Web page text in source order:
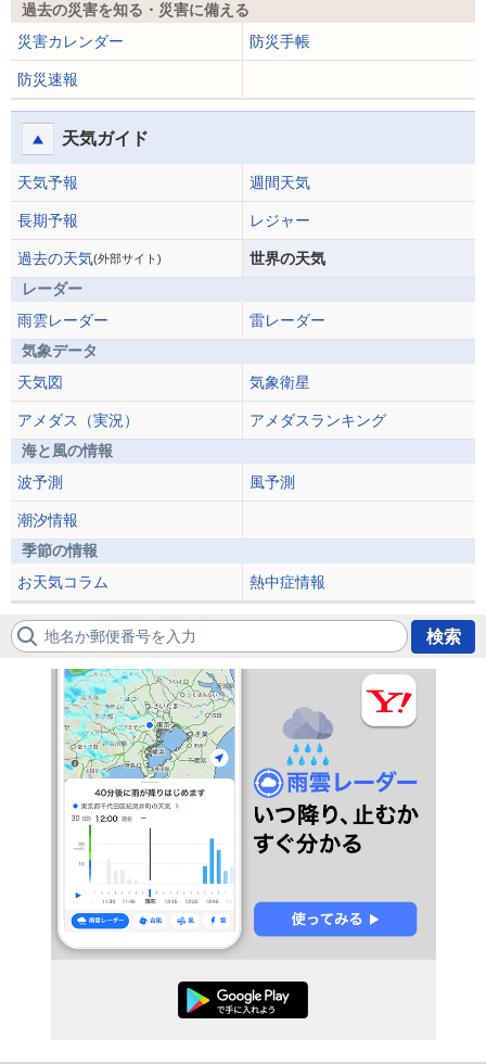
過去の災害を知る・災害に備える
災害カレンダー
防災手帳
防災速報
天気ガイド
天気予報 週間天気
長期予報 レジャー
過去の天気(外部サイト)
世界の天気
レーダー
雨雲レーダー
雷レーダー
気象データ
天気図
気象衛星
アメダス（実況）
アメダスランキング
海と風の情報
波予測
風予測
潮汐情報
季節の情報
お天気コラム
熱中症情報
地名か郵便番号を入力 検索